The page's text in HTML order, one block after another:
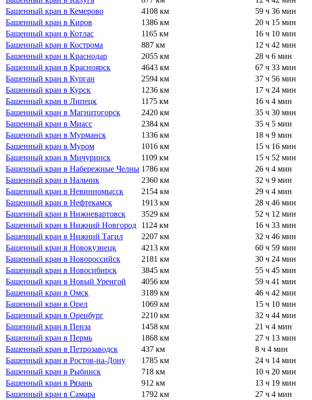
Башенный кран в Кемерово
4108 км
59 ч 36 мин
Башенный кран в Киров
1386 км
20 ч 15 мин
Башенный кран в Котлас
1165 км
16 ч 10 мин
Башенный кран в Кострома
887 км
12 ч 42 мин
Башенный кран в Краснодар
2055 км
28 ч 6 мин
Башенный кран в Красноярск
4643 км
67 ч 33 мин
Башенный кран в Курган
2594 км
37 ч 56 мин
Башенный кран в Курск
1236 км
17 ч 24 мин
Башенный кран в Липецк
1175 км
16 ч 4 мин
Башенный кран в Магнитогорск
2420 км
35 ч 30 мин
Башенный кран в Миасс
2384 км
35 ч 5 мин
Башенный кран в Мурманск
1336 км
18 ч 9 мин
Башенный кран в Муром
1016 км
15 ч 16 мин
Башенный кран в Мичуринск
1109 км
15 ч 52 мин
Башенный кран в Набережные Челны 1786 км
26 ч 4 мин
Башенный кран в Нальчик
2360 км
32 ч 9 мин
Башенный кран в Невинномысск
2154 км
29 ч 4 мин
Башенный кран в Нефтекамск
1913 км
28 ч 46 мин
Башенный кран в Нижневартовск
3529 км
52 ч 12 мин
Башенный кран в Нижний Новгород
1124 км
16 ч 33 мин
Башенный кран в Нижний Тагил
2207 км
32 ч 46 мин
Башенный кран в Новокузнецк
4213 км
60 ч 59 мин
Башенный кран в Новороссийск
2181 км
30 ч 24 мин
Башенный кран в Новосибирск
3845 км
55 ч 45 мин
Башенный кран в Новый Уренгой
4056 км
59 ч 41 мин
Башенный кран в Омск
3189 км
46 ч 42 мин
Башенный кран в Орел
1069 км
15 ч 10 мин
Башенный кран в Оренбург
2210 км
32 ч 44 мин
Башенный кран в Пенза
1458 км
21 ч 4 мин
Башенный кран в Пермь
1868 км
27 ч 13 мин
Башенный кран в Петрозаводск
437 км
8 ч 4 мин
Башенный кран в Ростов-на-Дону
1785 км
24 ч 14 мин
Башенный кран в Рыбинск
718 км
10 ч 20 мин
Башенный кран в Рязань
912 км
13 ч 19 мин
Башенный кран в Самара
1792 км
27 ч 4 мин